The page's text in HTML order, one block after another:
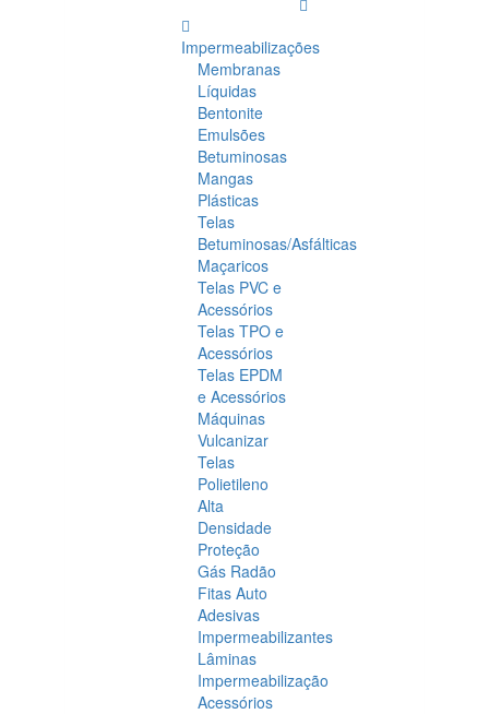
Impermeabilizações
Membranas
Líquidas
Bentonite
Emulsões
Betuminosas
Mangas
Plásticas
Telas
Betuminosas/Asfálticas
Maçaricos
Telas PVC e
Acessórios
Telas TPO e
Acessórios
Telas EPDM
e Acessórios
Máquinas
Vulcanizar
Telas
Polietileno
Alta
Densidade
Proteção
Gás Radão
Fitas Auto
Adesivas
Impermeabilizantes
Lâminas
Impermeabilização
Acessórios